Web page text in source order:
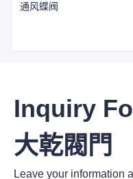
通风蝶阀
Inquiry
大乾閥門
Leave your information